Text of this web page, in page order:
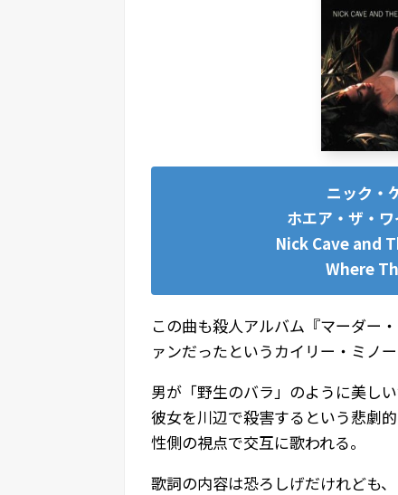
ニック・
ホエア・ザ・
Nick Cave and
Where
この曲も殺人アルバム『マーダー
ァンだったというカイリー・ミノ
男が「野生のバラ」のように美し
彼女を川辺で殺害するという悲劇
性側の視点で交互に歌われる。
歌詞の内容は恐ろしげだけれども